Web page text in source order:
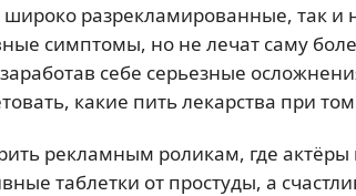
разрекламированные, так и
симптомы, но не лечат саму
себе серьезные
какие пить лекарства при
рекламным роликам, где
таблетки от простуды, а